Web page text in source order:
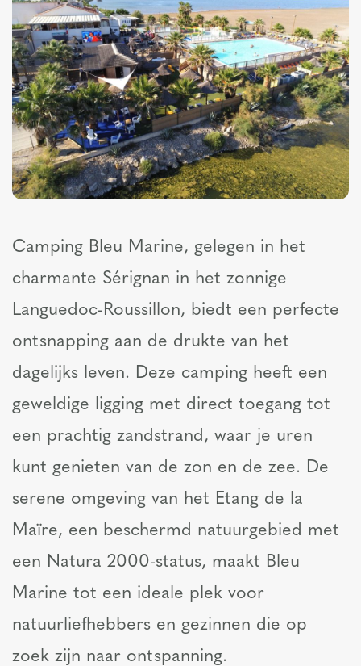
Camping Bleu Marine, gelegen in het
charmante Sérignan in het zonnige
Languedoc-Roussillon, biedt een perfecte
ontsnapping aan de drukte van het
dagelijks leven. Deze camping heeft een
geweldige ligging met direct toegang tot
een prachtig zandstrand, waar je uren
kunt genieten van de zon en de zee. De
serene omgeving van het Etang de la
Maïre, een beschermd natuurgebied met
een Natura 2000-status, maakt Bleu
Marine tot een ideale plek voor
natuurliefhebbers en gezinnen die op
zoek zijn naar ontspanning.